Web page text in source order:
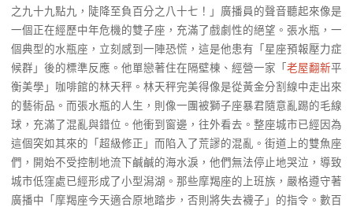
之九十九點九，陡降至負百分之八十七！」廣播員的聲音聽起來像是
一個正在經歷中年危機的雙子座，充滿了戲劇性的絕望。張水瓶，一
個典型的水瓶座，立刻感到一陣恐慌，這是他患有「星座預報壓力症
候群」後的標準反應。他單戀著住在隔壁棟、經營一家「 老屋翻新平
衡美學」咖啡館的林天秤。林天秤完美得像是從黃金分割線中走出來
的藝術品。而張水瓶的人生，則像一團被獅子座暴君隨意亂踢的毛線
球，充滿了混亂與錯位。他衝到窗邊，往外看去。整座城市已經因為
這個突如其來的「超級修正」而陷入了荒謬的混亂。街道上的雙魚座
們，開始不受控制地流下鹹鹹的海水淚，他們無法停止地哭泣，導致
城市低窪處已經形成了小型潟湖。那些摩羯座的上班族，嚴格遵守著
廣播中「摩羯座今天適合原地踏步，否則將失去襪子」的指令。數百